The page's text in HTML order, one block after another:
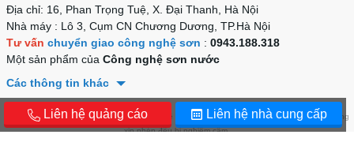
Sơn Lotte Sơn Kojada
Sơn Daika Sơn Tacata Sơn Tacata
Sơn Senpec
Sơn Lotte
Sơn Neider
Sơn Okiwa
Địa chỉ: 16, Phan Trọng Tuệ, X. Đại Thanh, Hà Nội
Nhà máy : Lô 3, Cụm CN Chương Dương, TP.Hà Nội
Tư vấn chuyển giao công nghệ sơn : 0943.188.318
Một sản phẩm của Công nghệ sơn nước
Các thông tin khác
Copyright © 2011 - 2021. Bản quyền thuộc về THẾ GIỚI SƠN
. Mọi hình thức sao chép không
xin phép đều bị nghiêm cấm.
Liên hệ quảng cáo Liên hệ nhà cung cấp